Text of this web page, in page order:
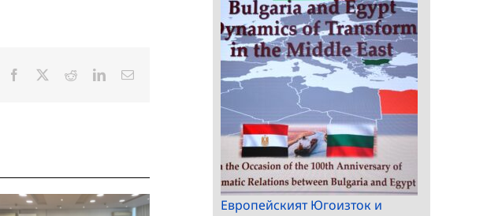
Facebook RedditLinkedInЕлектронна
Европейският Югоизток и